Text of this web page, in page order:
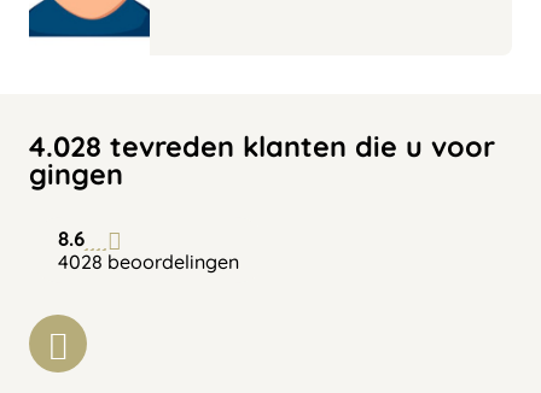
4.028 tevreden klanten die u voor
gingen
8.6
4028 beoordelingen